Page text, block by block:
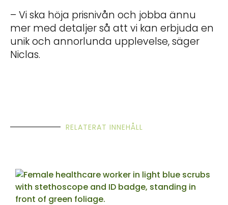
– Vi ska höja prisnivån och jobba ännu
mer med detaljer så att vi kan erbjuda en
unik och annorlunda upplevelse, säger
Niclas.
RELATERAT INNEHÅLL